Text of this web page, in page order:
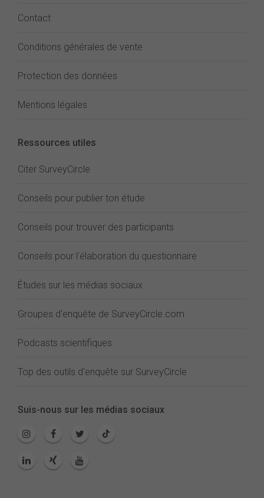
Contact
Conditions générales de vente
Protection des données
Mentions légales
Ressources utiles
Citer SurveyCircle
Conseils pour publier ton étude
Conseils pour trouver des participants
Conseils pour l'élaboration du questionnaire
Études sur les médias sociaux
Groupes d'enquête de SurveyCircle.com
Podcasts scientifiques
Top des outils d'enquête sur SurveyCircle
Suis-nous sur les médias sociaux